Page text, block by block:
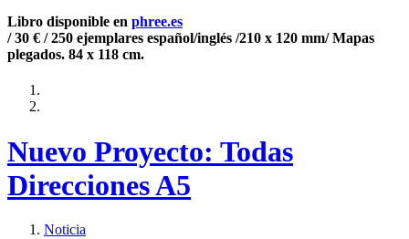
Libro disponible en phree.es
/ 30 € / 250 ejemplares español/inglés /210 x 120 mm/ Mapas
plegados. 84 x 118 cm.
Nuevo Proyecto: Todas
Direcciones A5
Noticia